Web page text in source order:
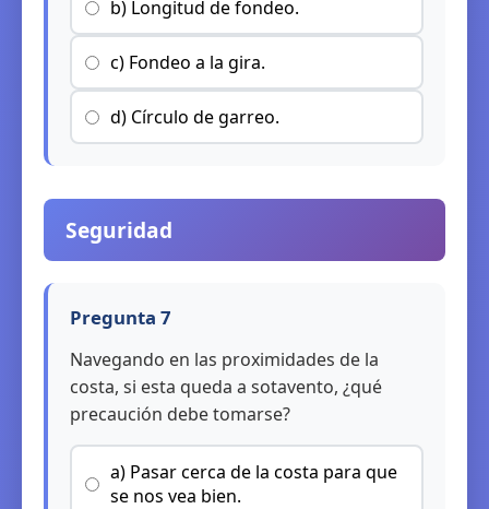
b) Longitud de fondeo.
c) Fondeo a la gira.
d) Círculo de garreo.
Seguridad
Pregunta 7
Navegando en las proximidades de la
costa, si esta queda a sotavento, ¿qué
precaución debe tomarse?
a) Pasar cerca de la costa para que
se nos vea bien.